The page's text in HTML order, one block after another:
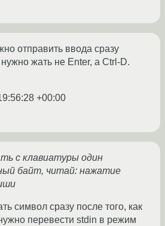
отправить ввода сразу
жать не Enter, а Ctrl-D.
+00:00
с клавиатуры один
байт, читай: нажатие
символ сразу после того, как
перевести stdin в режим